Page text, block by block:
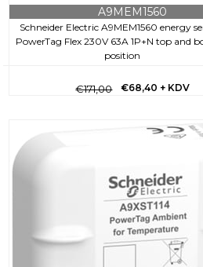
Schneider Electric A9MEM1560 energy
PowerTag Flex 230V 63A 1P+N top and
position
A9MEM1560
€68,40+ KDV
€171,00